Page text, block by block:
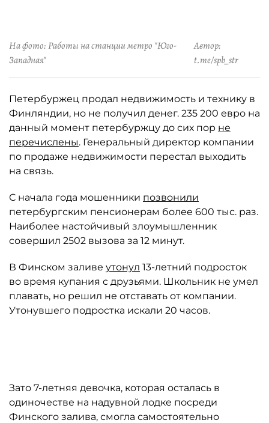
На фото: Работы на станции метро "Юго-
Западная"
Автор:
t.me/spb_str
Петербуржец продал недвижимость и технику в
Финляндии, но не получил денег. 235 200 евро на
данный момент петербуржцу до сих пор не
перечислены. Генеральный директор компании
по продаже недвижимости перестал выходить
на связь.
С начала года мошенники позвонили
петербургским пенсионерам более 600 тыс. раз.
Наиболее настойчивый злоумышленник
совершил 2502 вызова за 12 минут.
В Финском заливе утонул 13-летний подросток
во время купания с друзьями. Школьник не умел
плавать, но решил не отставать от компании.
Утонувшего подростка искали 20 часов.
Зато 7-летняя девочка, которая осталась в
одиночестве на надувной лодке посреди
Финского залива, смогла самостоятельно